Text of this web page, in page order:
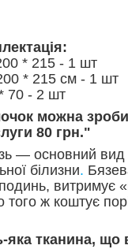
* 215 - 1 шт
* 215 см - 1 шт
70 - 2 шт
можна
80 грн."
— основний вид
білизни.
витримує
того ж коштує
яка тканина, що